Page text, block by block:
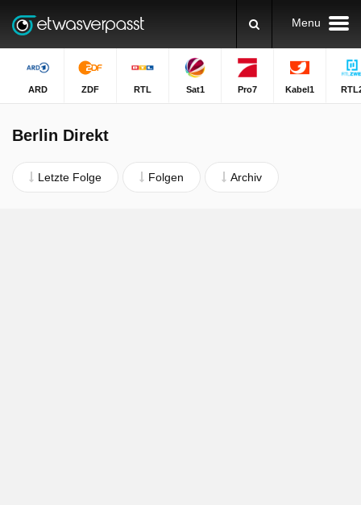
Menu
ARD ZDF RTL Sat1 Pro7 Kabel1
Berlin Direkt
Letzte Folge Folgen Archiv